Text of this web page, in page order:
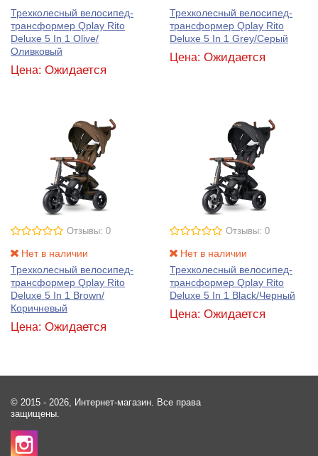
Трехколесный велосипед-
трансформер Qplay Rito
Deluxe 5 In 1 Olive/
Оливковый
Цена: Ожидается
Трехколесный велосипед-
трансформер Qplay Rito
Deluxe 5 In 1 Grey/Серый
Цена: Ожидается
Отзывы: 0
Нет в наличии
Трехколесный велосипед-
трансформер Qplay Rito
Deluxe 5 In 1 Brown/
Коричневый
Цена: Ожидается
Отзывы: 0
Нет в наличии
Трехколесный велосипед-
трансформер Qplay Rito
Deluxe 5 In 1 Black/Черный
Цена: Ожидается
© 2015 - 2026, Интернет-магазин. Все права
защищены.